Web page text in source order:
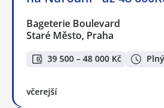
Bageterie Boulevard
Staré Město, Praha
39 500 – 48 000 Kč
včerejší